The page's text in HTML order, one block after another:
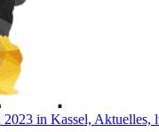
in Kassel,